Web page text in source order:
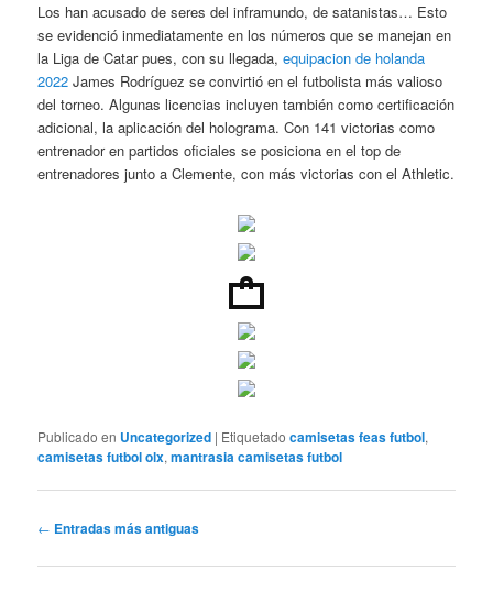
Los han acusado de seres del inframundo, de satanistas… Esto
se evidenció inmediatamente en los números que se manejan en
la Liga de Catar pues, con su llegada,equipacion de holanda
2022 James Rodríguez se convirtió en el futbolista más valioso
del torneo. Algunas licencias incluyen también como certificación
adicional, la aplicación del holograma. Con 141 victorias como
entrenador en partidos oficiales se posiciona en el top de
entrenadores junto a Clemente, con más victorias con el Athletic.
Publicado en Uncategorized | Etiquetado camisetas feas futbol,
camisetas futbol olx,mantrasia camisetas futbol
Navegación
entradas
← Entradas más antiguas